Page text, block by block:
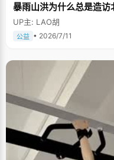
暴雨山洪为什么总是造访
UP主: LAO胡
公益 • 2026/7/11